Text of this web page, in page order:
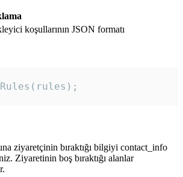
koşullarının JSON formatı
ziyaretçinin bıraktığı bilgiyi contact_info
Ziyaretinin boş bıraktığı alanlar